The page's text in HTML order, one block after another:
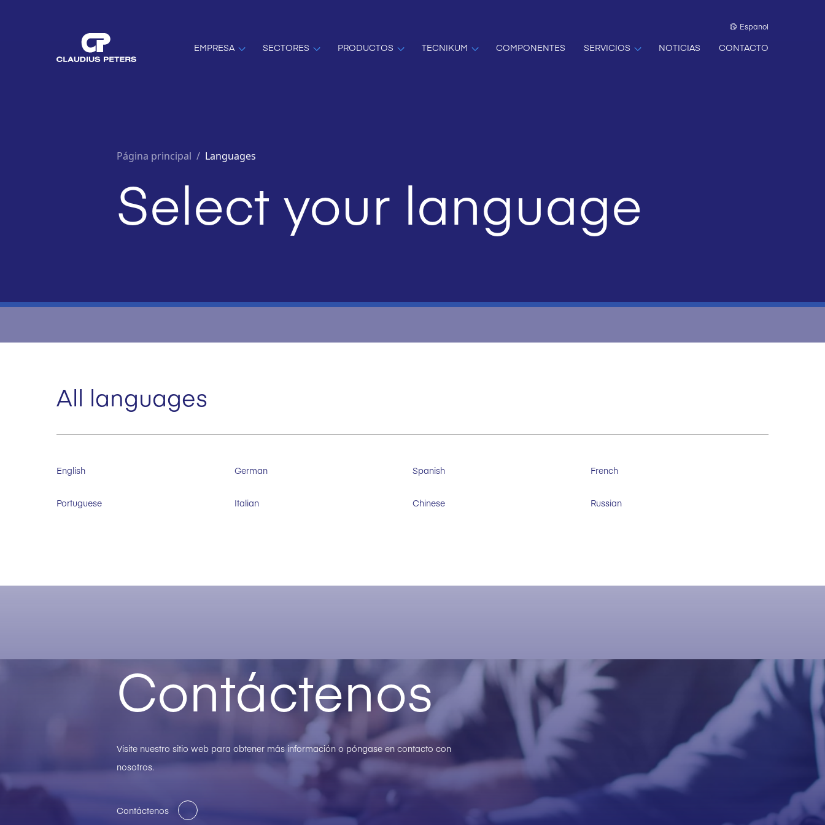
Espanol
EMPRESA SECTORES PRODUCTOS TECNIKUM COMPONENTES SERVICIOS NOTICIAS CONTACTO
Página principal / Languages
Select your language
All languages
English German Spanish French
Portuguese Italian Chinese Russian
Contáctenos
Visite nuestro sitio web para obtener más información o póngase en contacto con
nosotros.
Contáctenos